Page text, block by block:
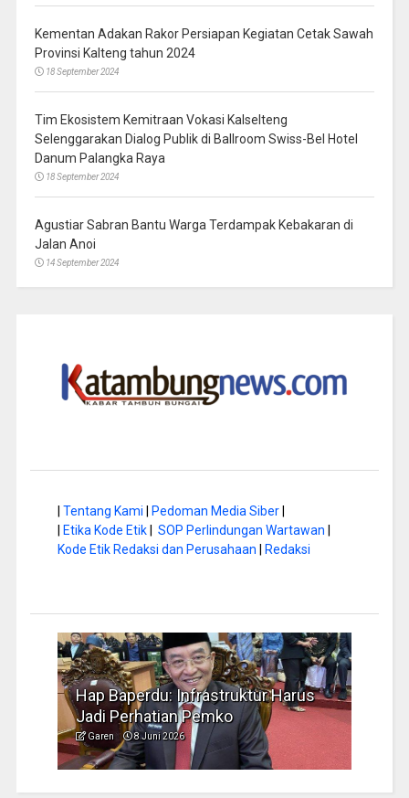
Kementan Adakan Rakor Persiapan Kegiatan Cetak Sawah
Provinsi Kalteng tahun 2024
18 September 2024
Tim Ekosistem Kemitraan Vokasi Kalselteng
Selenggarakan Dialog Publik di Ballroom Swiss-Bel Hotel
Danum Palangka Raya
18 September 2024
Agustiar Sabran Bantu Warga Terdampak Kebakaran di
Jalan Anoi
14 September 2024
Tentang Kami Pedoman Media Siber|
Etika Kode Etik| SOP Perlindungan Wartawan
Kode Etik Redaksi dan Perusahaan
Redaksi
Hap Baperdu: Infrastruktur Harus
Jadi Perhatian Pemko
Garen 8 Juni 2026